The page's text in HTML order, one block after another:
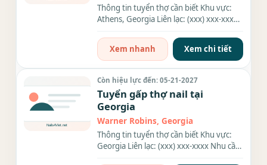
Thông tin tuyển thợ cần biết Khu vực:
Athens, Georgia Liên lạc: (xxx) xxx-xxxx
Xem nhanh
Xem chi tiết
Còn hiệu lực đến: 05-21-2027
Tuyển gấp thợ nail tại
Georgia
Warner Robins, Georgia
Thông tin tuyển thợ cần biết Khu vực:
Georgia Liên lạc: (xxx) xxx-xxxx Nhu cầu: